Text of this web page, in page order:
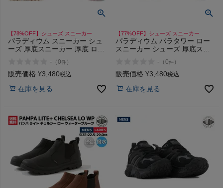
【78%OFF】シューズ スニーカー
パラディウム スニーカー シュ
ーズ 厚底スニーカー 厚底 ロー
REVOLT LO TX 97243 アウト
レット セール
- （0件 ）
販売価格 ¥3,480税込
在庫を見る
【77%OFF】シューズ スニーカー
パラディウム パラタワー ロー
スニーカー シューズ 厚底スニ
アル PALLADIUM
PALLATOWER LO 98574 アウ
- （0件 ）
販売価格 ¥3,480税込
在庫を見る